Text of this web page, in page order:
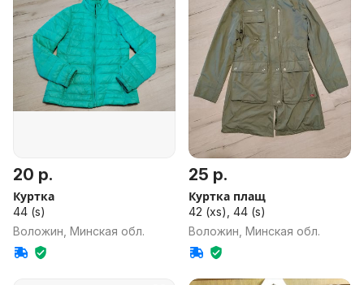
20 р.
Куртка
44 (s)
Воложин, Минская обл.
25 р.
Куртка плащ
42 (xs), 44 (s)
Воложин, Минская обл.